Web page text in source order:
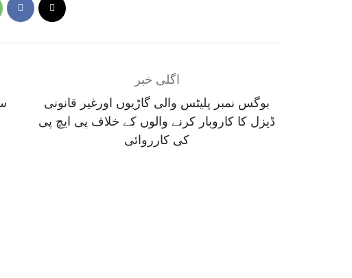
اگلی خبر
بوگس نمبر پلیٹس والی گاڑیوں اورغیر قانونی
ڈیزل کا کاروبار کرنے والوں کے خلاف پی ایچ پی
کی کارروائی